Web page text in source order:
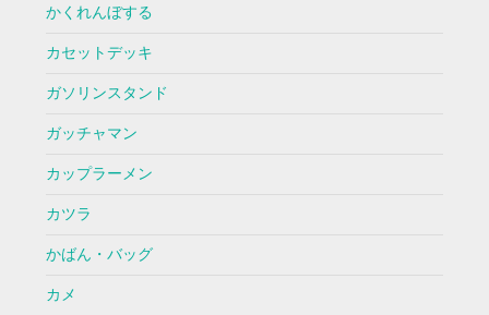
かくれんぼする
カセットデッキ
ガソリンスタンド
ガッチャマン
カップラーメン
カツラ
かばん・バッグ
カメ